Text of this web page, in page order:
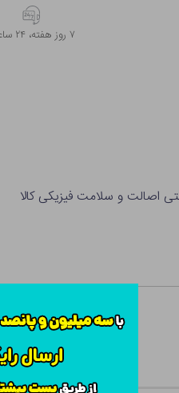
۷ روز ﻫﻔﺘﻪ، ۲۴ ﺳﺎﻋﺘﻪ
اصالت و سلامت فیزیکی کالا